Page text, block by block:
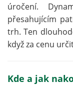
úročení.
přesahujícím
trh. Ten
když za cenu
Kde a jak